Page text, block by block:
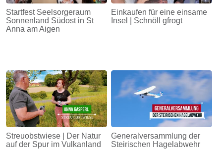
Startfest Seelsorgeraum
Sonnenland Südost in St
Anna am Aigen
Einkaufen für eine einsame
Insel | Schnöll gfrogt
Streuobstwiese | Der Natur
auf der Spur im Vulkanland
Generalversammlung der
Steirischen Hagelabwehr